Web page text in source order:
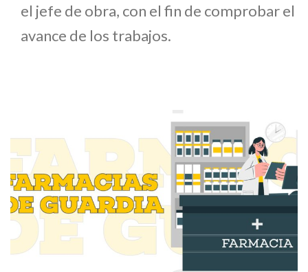
el jefe de obra, con el fin de comprobar el
avance de los trabajos.